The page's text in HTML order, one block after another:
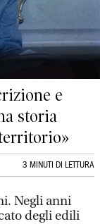
e
storia
3 MINUTI DI LETTURA
Negli anni
degli edili